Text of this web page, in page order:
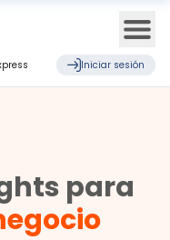
Iniciar sesión
para